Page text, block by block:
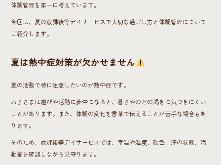
体調管理を第一に考えています。
今回は、夏の放課後等デイサービスで大切な過ごし方と体調管理について
ご紹介します。
夏は熱中症対策が欠かせません
夏の活動で特に注意したいのが熱中症です。
お子さまは遊びや活動に夢中になると、暑さやのどの渇きに気づきにくい
ことがあります。また、体調の変化を言葉で伝えることが苦手な場合もあ
ります。
そのため、放課後等デイサービスでは、室温や湿度、顔色、汗の状態、活
動量を確認しながら見守ります。